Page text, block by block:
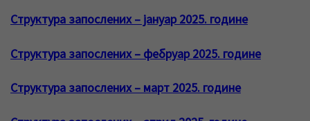
Структура запослених – јануар 2025. године
Структура запослених – фебруар 2025. године
Структура запослених – март 2025. године